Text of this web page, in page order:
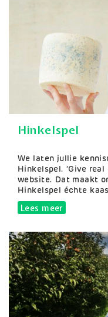
Hinkelspel
Samenvatting
We laten jullie
Hinkelspel. ‘Give real
website. Dat maakt
Hinkelspel échte
Lees meerover